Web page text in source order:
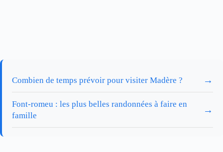
Combien de temps prévoir pour visiter Madère ? →
Font-romeu : les plus belles randonnées à faire en
famille
→